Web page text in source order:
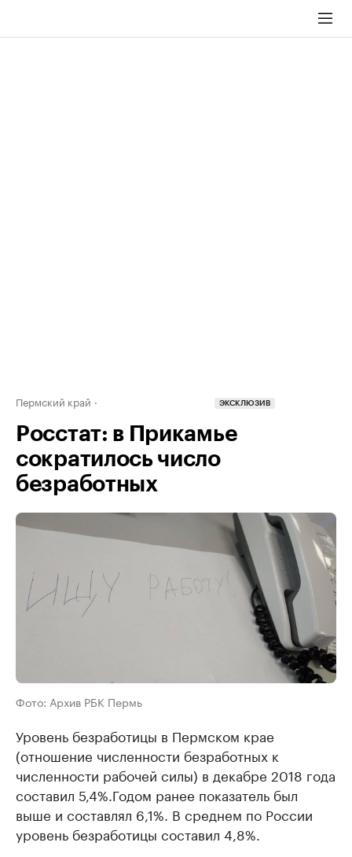
Пермский край ЭКСКЛЮЗИВ
Росстат: в Прикамье
сократилось число
безработных
Фото: Архив РБК Пермь
Уровень безработицы в Пермском крае
(отношение численности безработных к
численности рабочей силы) в декабре 2018 года
составил 5,4%.Годом ранее показатель был
выше и составлял 6,1%. В среднем по России
уровень безработицы составил 4,8%.